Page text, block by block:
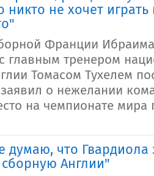
никто не хочет
Франции
главным тренером
Томасом Тухелем
о нежелании
на чемпионате мира
думаю, что Гвардиола
сборную Англии"